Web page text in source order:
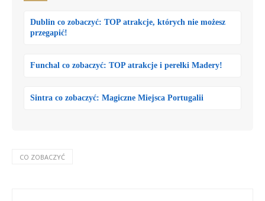
Dublin co zobaczyć: TOP atrakcje, których nie możesz
przegapić!
Funchal co zobaczyć: TOP atrakcje i perełki Madery!
Sintra co zobaczyć: Magiczne Miejsca Portugalii
CO ZOBACZYĆ